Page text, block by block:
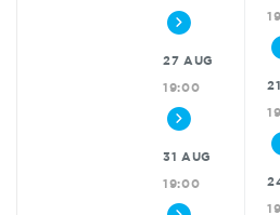
27 AUG
19:00
31 AUG
19:00